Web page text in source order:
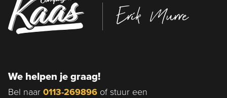
Erik Murre
We helpen je graag!
Bel naar 0113-269896 of stuur een